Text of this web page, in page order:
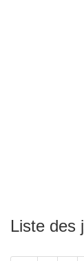
Liste des